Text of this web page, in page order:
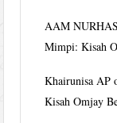
AAM
Mimpi: Kisah
Khairunisa AP
Kisah Omjay